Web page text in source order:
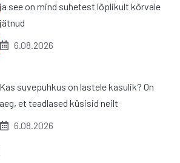
ja see on mind suhetest lõplikult kõrvale
jätnud
6.08.2026
Kas suvepuhkus on lastele kasulik? On
aeg, et teadlased küsisid neilt
6.08.2026